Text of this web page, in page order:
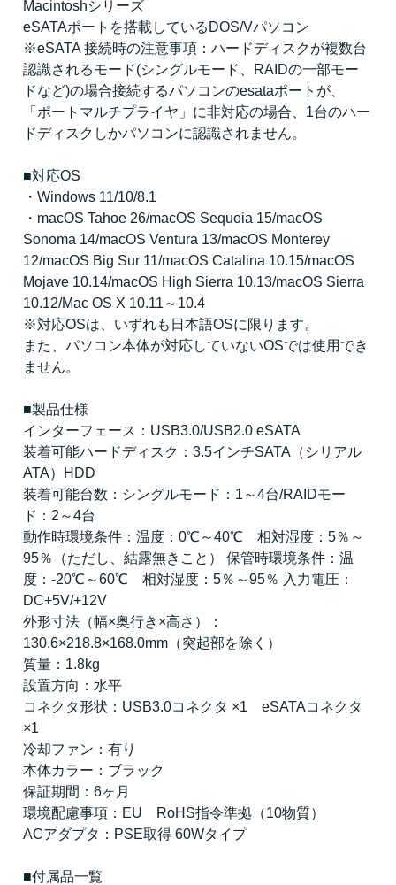
Macintoshシリーズ
eSATAポートを搭載しているDOS/Vパソコン
※eSATA 接続時の注意事項：ハードディスクが複数台
認識されるモード(シングルモード、RAIDの一部モー
ドなど)の場合接続するパソコンのesataポートが、
「ポートマルチプライヤ」に非対応の場合、1台のハー
ドディスクしかパソコンに認識されません。
■対応OS
・Windows 11/10/8.1
・macOS Tahoe 26/macOS Sequoia 15/macOS
Sonoma 14/macOS Ventura 13/macOS Monterey
12/macOS Big Sur 11/macOS Catalina 10.15/macOS
Mojave 10.14/macOS High Sierra 10.13/macOS Sierra
10.12/Mac OS X 10.11～10.4
※対応OSは、いずれも日本語OSに限ります。
また、パソコン本体が対応していないOSでは使用でき
ません。
■製品仕様
インターフェース：USB3.0/USB2.0 eSATA
装着可能ハードディスク：3.5インチSATA（シリアル
ATA）HDD
装着可能台数：シングルモード：1～4台/RAIDモー
ド：2～4台
動作時環境条件：温度：0℃～40℃ 相対湿度：5％～
95％（ただし、結露無きこと） 保管時環境条件：温
度：-20℃～60℃ 相対湿度：5％～95％ 入力電圧：
DC+5V/+12V
外形寸法（幅×奥行き×高さ）：
130.6×218.8×168.0mm（突起部を除く）
質量：1.8kg
設置方向：水平
コネクタ形状：USB3.0コネクタ ×1 eSATAコネクタ
×1
冷却ファン：有り
本体カラー：ブラック
保証期間：6ヶ月
環境配慮事項：EU RoHS指令準拠（10物質）
ACアダプタ：PSE取得 60Wタイプ
■付属品一覧